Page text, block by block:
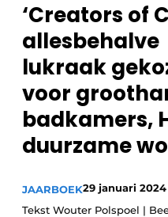
Vacature
Vacatures
Video’s
Sanitair
Binnenklimaat
Brandbeveiliging
Warmtepompen
‘Creators of
allesbehalve
lukraak
voor
badkamers,
duurzame
JAARBOEK29 januari 2024
Tekst Wouter Polspoel |